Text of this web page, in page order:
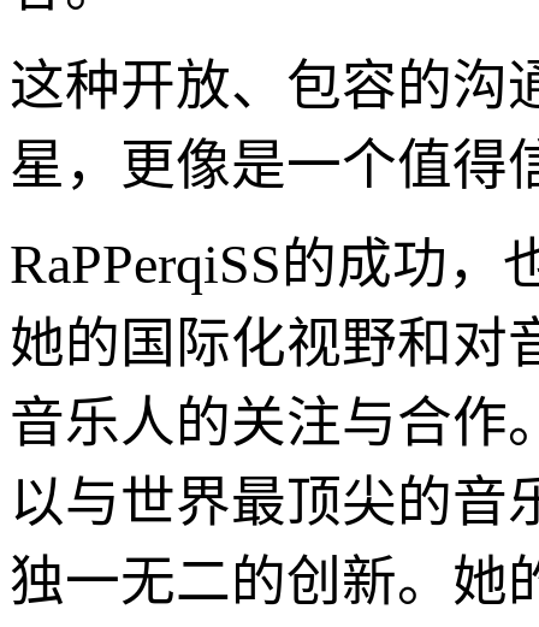
这种开放、包容的沟
星，更像是一个值得
RaPPerqiSS的成功
她的国际化视野和对
音乐人的关注与合作
以与世界最顶尖的音
独一无二的创新。她